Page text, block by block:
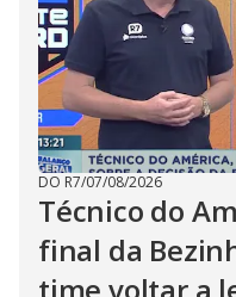
DO R7/07/08/2026
Técnico do
final da